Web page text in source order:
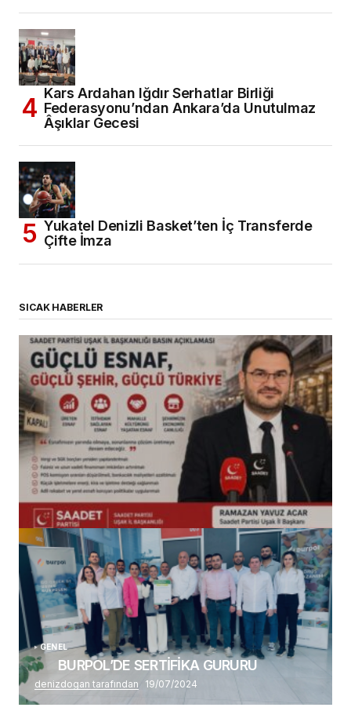
Kars Ardahan Iğdır Serhatlar Birliği
Federasyonu’ndan Ankara’da Unutulmaz
Âşıklar Gecesi
Yukatel Denizli Basket’ten İç Transferde
Çifte İmza
SICAK HABERLER
(başlıksız)
Alaattin Karahan tarafından 14/07/2026
GENEL
BURPOL’DE SERTİFİKA GURURU
denizdogan tarafından 19/07/2024